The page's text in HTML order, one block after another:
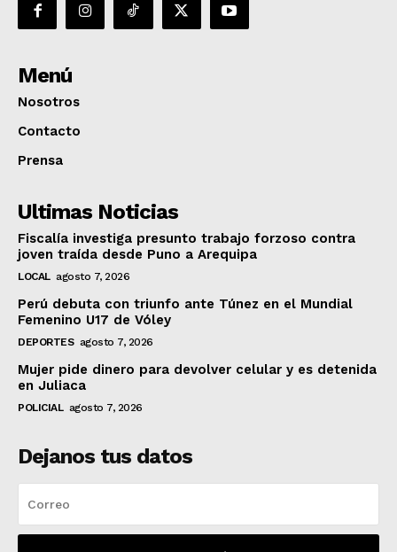
Menú
Nosotros
Contacto
Prensa
Ultimas Noticias
Fiscalía investiga presunto trabajo forzoso contra
joven traída desde Puno a Arequipa
LOCAL agosto 7, 2026
Perú debuta con triunfo ante Túnez en el Mundial
Femenino U17 de Vóley
DEPORTES agosto 7, 2026
Mujer pide dinero para devolver celular y es detenida
en Juliaca
POLICIAL agosto 7, 2026
Dejanos tus datos